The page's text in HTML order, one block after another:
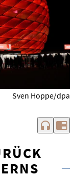
Sven Hoppe/dpa
headphones chrome_reader_mode